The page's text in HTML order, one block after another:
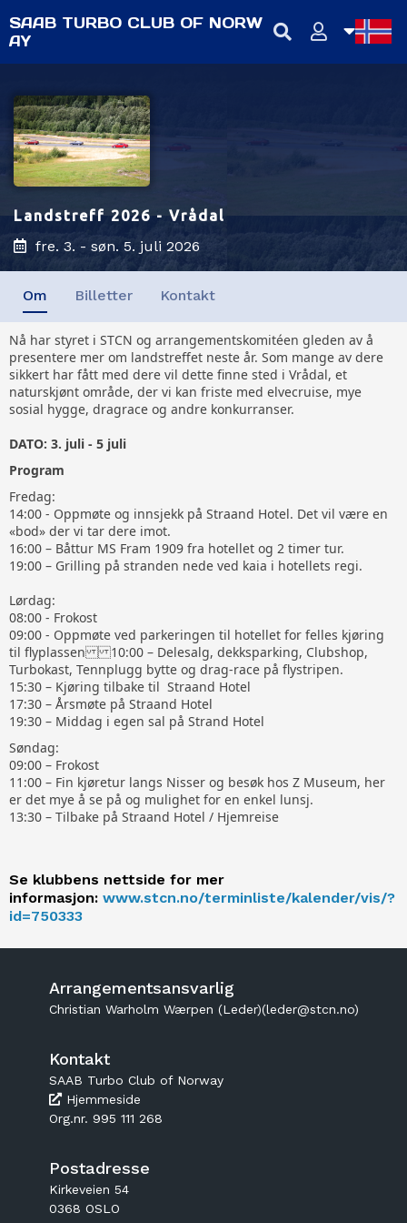
SAAB TURBO CLUB OF NORW
AY
Landstreff 2026 - Vrådal
fre. 3. - søn. 5. juli 2026
Om Billetter Kontakt
Nå har styret i STCN og arrangementskomitéen gleden av å
presentere mer om landstreffet neste år. Som mange av dere
sikkert har fått med dere vil dette finne sted i Vrådal, et
naturskjønt område, der vi kan friste med elvecruise, mye
sosial hygge, dragrace og andre konkurranser.
DATO: 3. juli - 5 juli
Program
Fredag:
14:00 - Oppmøte og innsjekk på Straand Hotel. Det vil være en
«bod» der vi tar dere imot.
16:00 – Båttur MS Fram 1909 fra hotellet og 2 timer tur.
19:00 – Grilling på stranden nede ved kaia i hotellets regi.
Lørdag:
08:00 - Frokost
09:00 - Oppmøte ved parkeringen til hotellet for felles kjøring
til flyplassen 10:00 – Delesalg, dekksparking, Clubshop,
Turbokast, Tennplugg bytte og drag-race på flystripen.
15:30 – Kjøring tilbake til Straand Hotel
17:30 – Årsmøte på Straand Hotel
19:30 – Middag i egen sal på Strand Hotel
Søndag:
09:00 – Frokost
11:00 – Fin kjøretur langs Nisser og besøk hos Z Museum, her
er det mye å se på og mulighet for en enkel lunsj.
13:30 – Tilbake på Straand Hotel / Hjemreise
Se klubbens nettside for mer
informasjon: www.stcn.no/terminliste/kalender/vis/?
id=750333
Arrangementsansvarlig
Christian Warholm Wærpen (Leder)(leder@stcn.no)
Kontakt
SAAB Turbo Club of Norway
Hjemmeside
Org.nr. 995 111 268
Postadresse
Kirkeveien 54
0368 OSLO